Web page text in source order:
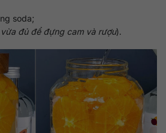
soda;
đủ để đựng cam và rượu).